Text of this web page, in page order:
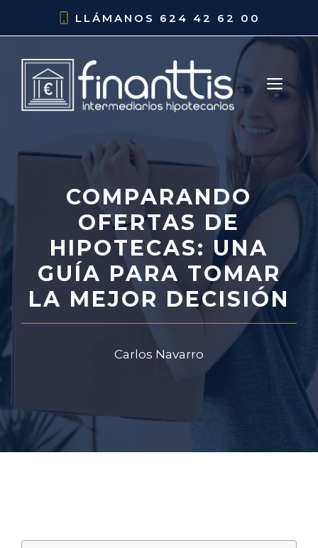
LLÁMANOS 624 42 62 00
COMPARANDO
OFERTAS DE
HIPOTECAS: UNA
GUÍA PARA TOMAR
LA MEJOR DECISIÓN
Carlos Navarro